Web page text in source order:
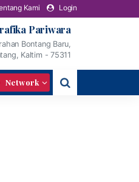
Kami Login
Pariwara
Bontang Baru,
Kaltim - 75311
Network